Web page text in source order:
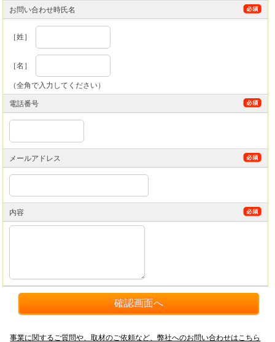
お問い合わせ時氏名
［姓］
［名］
（全角で入力してください）
電話番号
メールアドレス
内容
事業に関するご質問や、取材のご依頼など、弊社へのお問い合わせはこちら